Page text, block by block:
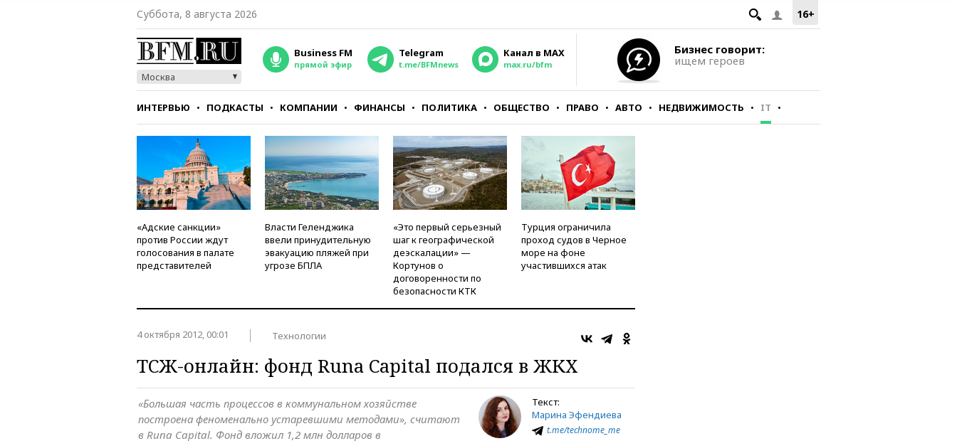
16+
Суббота, 8 августа 2026
Москва
Business FM
прямой эфир
Telegram
t.me/BFMnews
Канал в MAX
max.ru/bfm
Бизнес говорит:
ищем героев
ИНТЕРВЬЮ ПОДКАСТЫ КОМПАНИИ ФИНАНСЫ ПОЛИТИКА ОБЩЕСТВО ПРАВО АВТО НЕДВИЖИМОСТЬ IT
СТИЛЬ ТЕСТЫ
«Адские санкции»
против России ждут
голосования в палате
представителей
Власти Геленджика
ввели принудительную
эвакуацию пляжей при
угрозе БПЛА
«Это первый серьезный
шаг к географической
деэскалации» —
Кортунов о
договоренности по
безопасности КТК
Турция ограничила
проход судов в Черное
море на фоне
участившихся атак
4 октября 2012, 00:01 Технологии
ТСЖ-онлайн: фонд Runa Capital подался в ЖКХ
Текст:
Марина Эфендиева
t.me/technome_me
«Большая часть процессов в коммунальном хозяйстве
построена феноменально устаревшими методами», считают
в Runa Capital. Фонд вложил 1,2 млн долларов в